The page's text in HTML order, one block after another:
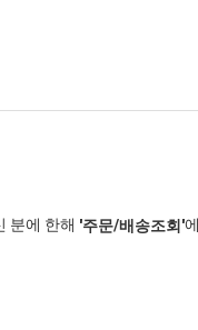
분에 한해 '주문/배송조회'